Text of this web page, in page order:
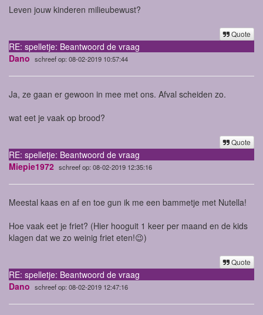
Leven jouw kinderen milieubewust?
Quote
RE: spelletje: Beantwoord de vraag
Dano schreef op: 08-02-2019 10:57:44
Ja, ze gaan er gewoon in mee met ons. Afval scheiden zo.
wat eet je vaak op brood?
Quote
RE: spelletje: Beantwoord de vraag
Miepie1972 schreef op: 08-02-2019 12:35:16
Meestal kaas en af en toe gun ik me een bammetje met Nutella!
Hoe vaak eet je friet? (Hier hooguit 1 keer per maand en de kids
klagen dat we zo weinig friet eten!😉)
Quote
RE: spelletje: Beantwoord de vraag
Dano schreef op: 08-02-2019 12:47:16